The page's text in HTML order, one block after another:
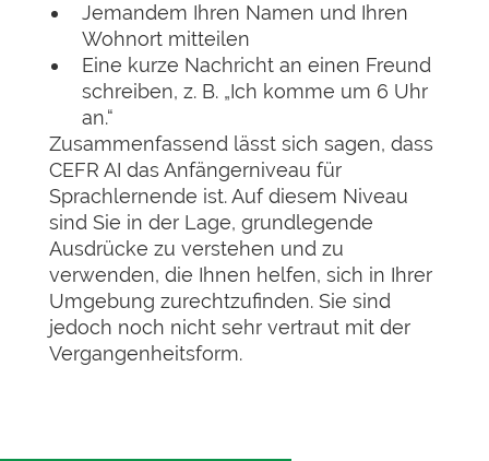
Jemandem Ihren Namen und Ihren
Wohnort mitteilen
Eine kurze Nachricht an einen Freund
schreiben, z. B. „Ich komme um 6 Uhr
an.“
Zusammenfassend lässt sich sagen, dass
CEFR AI das Anfängerniveau für
Sprachlernende ist. Auf diesem Niveau
sind Sie in der Lage, grundlegende
Ausdrücke zu verstehen und zu
verwenden, die Ihnen helfen, sich in Ihrer
Umgebung zurechtzufinden. Sie sind
jedoch noch nicht sehr vertraut mit der
Vergangenheitsform.